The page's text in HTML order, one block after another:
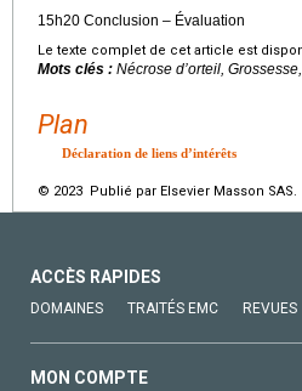
15h20 Conclusion – Évaluation
Le texte complet de cet article est
Mots clés : Nécrose d’orteil,
Plan
Déclaration de liens d’intérêts
© 2023 Publié par Elsevier Masson SAS.
ACCÈS RAPIDES
DOMAINES TRAITÉS EMC REVUES
MON COMPTE